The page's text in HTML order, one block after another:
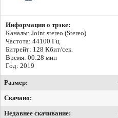
Информация о трэке:
Каналы: Joint stereo (Stereo)
Частота: 44100 Гц
Битрейт: 128 Кбит/сек.
Время: 00:28 мин
Год: 2019
Размер:
Скачано:
Недавнее скачивание: